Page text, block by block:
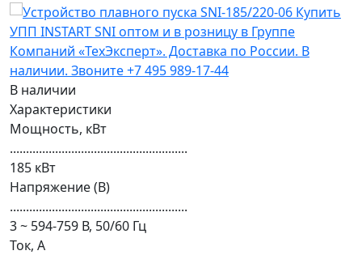
В наличии
Характеристики
Мощность, кВт
.......................................................
185 кВт
Напряжение (В)
.......................................................
3 ~ 594-759 В, 50/60 Гц
Ток, А